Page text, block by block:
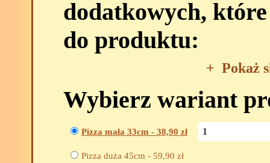
dodatkowych,
do produktu:
+ Pokaż
Wybierz wariant
Pizza mała 33cm - 38,90 zł
Pizza duża 45cm - 59,90 zł